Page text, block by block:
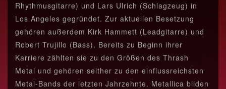
Rhythmusgitarre) und Lars Ulrich (Schlagzeug) in
Los Angeles gegründet. Zur aktuellen Besetzung
gehören außerdem Kirk Hammett (Leadgitarre) und
Robert Trujillo (Bass). Bereits zu Beginn ihrer
Karriere zählten sie zu den Größen des Thrash
Metal und gehören seither zu den einflussreichsten
Metal-Bands der letzten Jahrzehnte. Metallica bilden